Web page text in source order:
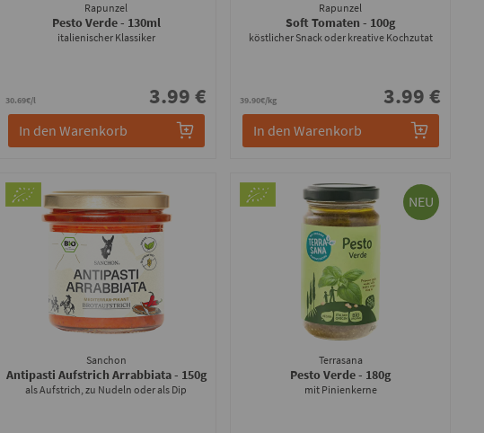
Rapunzel
Pesto Verde- 130ml
italienischer Klassiker
30.69€/l 3.99 €
In den Warenkorb
Rapunzel
Soft Tomaten- 100g
köstlicher Snack oder kreative Kochzutat
39.90€/kg 3.99 €
In den Warenkorb
Sanchon
Antipasti Aufstrich Arrabbiata- 150g
als Aufstrich, zu Nudeln oder als Dip
NEU
Terrasana
Pesto Verde- 180g
mit Pinienkerne